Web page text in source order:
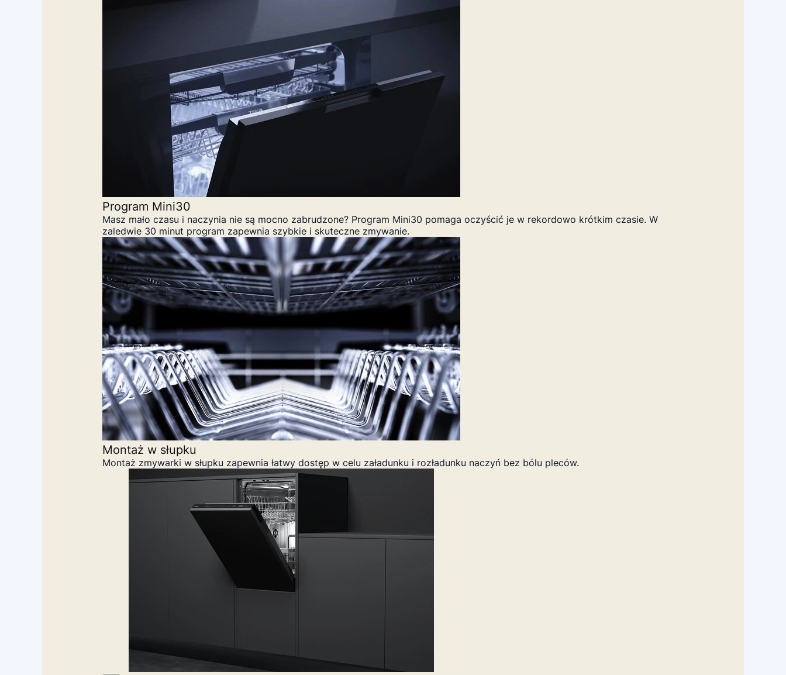
Program Mini30
Masz mało czasu i naczynia nie są mocno zabrudzone? Program Mini30 pomaga oczyścić je w rekordowo krótkim czasie. W
zaledwie 30 minut program zapewnia szybkie i skuteczne zmywanie.
Montaż w słupku
Montaż zmywarki w słupku zapewnia łatwy dostęp w celu załadunku i rozładunku naczyń bez bólu pleców.